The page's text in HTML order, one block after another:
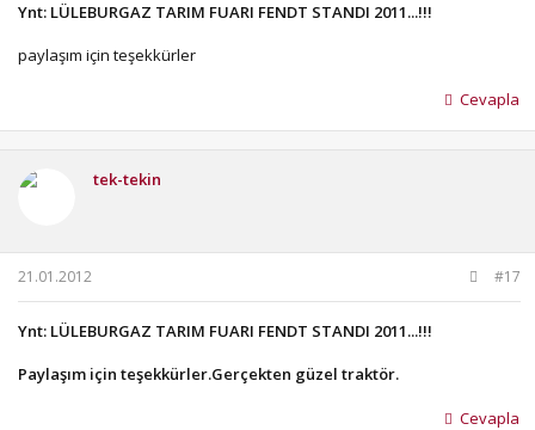
Ynt: LÜLEBURGAZ TARIM FUARI FENDT STANDI 2011...!!!
paylaşım için teşekkürler
Cevapla
tek-tekin
21.01.2012 #17
Ynt: LÜLEBURGAZ TARIM FUARI FENDT STANDI 2011...!!!
Paylaşım için teşekkürler.Gerçekten güzel traktör.
Cevapla